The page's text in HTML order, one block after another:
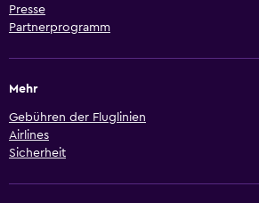
Presse
Partnerprogramm
Mehr
Gebühren der Fluglinien
Airlines
Sicherheit